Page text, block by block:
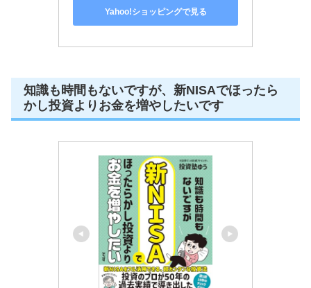
Yahoo!ショッピングで見る
知識も時間もないですが、新NISAでほったら
かし投資よりお金を増やしたいです